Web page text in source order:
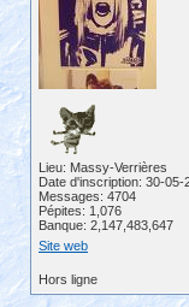
Lieu: Massy-Verrières
Date d'inscription: 30-05-
Messages: 4704
Pépites: 1,076
Banque: 2,147,483,647
Site web
Hors ligne